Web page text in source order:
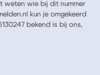
weten wie bij dit nummer
kun je omgekeerd
bekend is bij ons,